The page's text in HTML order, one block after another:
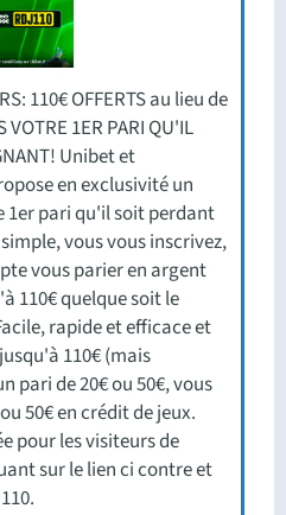
110€ OFFERTS au lieu de
1ER PARI QU'IL
Unibet et
en exclusivité un
1er pari qu'il soit perdant
vous vous inscrivez,
vous parier en argent
110€ quelque soit le
rapide et efficace et
110€ (mais
pari de 20€ ou 50€, vous
50€ en crédit de jeux.
pour les visiteurs de
sur le lien ci contre et